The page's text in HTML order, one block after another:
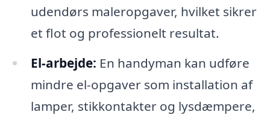
udendørs maleropgaver, hvilket sikrer
et flot og professionelt resultat.
El-arbejde: En handyman kan udføre
mindre el-opgaver som installation af
lamper, stikkontakter og lysdæmpere,